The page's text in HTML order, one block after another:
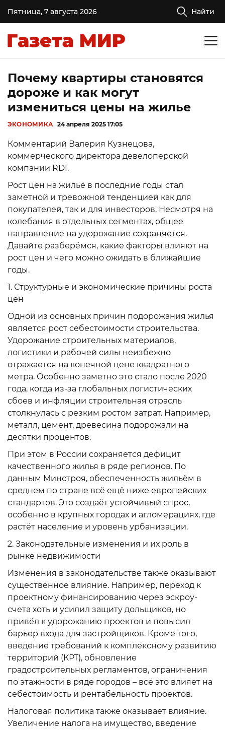
Пятница, 7 августа 2026 Найти
Почему квартиры становятся
дороже и как могут
измениться цены на жилье
ЭКОНОМИКА 24 апреля 2025 17:05
Комментарий Валерия Кузнецова,
коммерческого директора девелоперской
компании RDI.
Рост цен на жильё в последние годы стал
заметной и тревожной тенденцией как для
покупателей, так и для инвесторов. Несмотря на
колебания в отдельных сегментах, общее
направление на удорожание сохраняется.
Давайте разберёмся, какие факторы влияют на
рост цен и чего можно ожидать в ближайшие
годы.
1. Структурные и экономические причины роста
цен
Одной из основных причин подорожания жилья
является рост себестоимости строительства.
Удорожание строительных материалов,
логистики и рабочей силы неизбежно
отражается на конечной цене квадратного
метра. Особенно заметно это стало после 2020
года, когда из-за глобальных логистических
сбоев и инфляции строительная отрасль
столкнулась с резким ростом затрат. Например,
металл, цемент, древесина подорожали на
десятки процентов.
При этом в России сохраняется дефицит
качественного жилья в ряде регионов. По
данным Минстроя, обеспеченность жильём в
среднем по стране всё ещё ниже европейских
стандартов. Это создаёт устойчивый спрос,
особенно в крупных городах и агломерациях, где
растёт население и уровень урбанизации.
2. Законодательные изменения и их роль в
рынке недвижимости
Изменения в законодательстве также оказывают
существенное влияние. Например, переход к
проектному финансированию через эскроу-
счета хоть и усилил защиту дольщиков, но
привёл к удорожанию проектов и повысил
барьер входа для застройщиков. Кроме того,
введение требований к комплексному развитию
территорий (КРТ), обновление
градостроительных регламентов, ограничения
по этажности в ряде городов – всё это влияет на
себестоимость и рентабельность проектов.
Налоговая политика также оказывает влияние.
Увеличение налога на имущество, введение